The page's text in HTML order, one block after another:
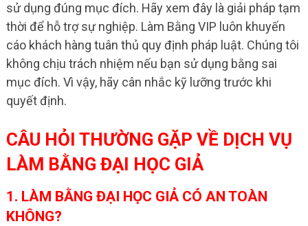
sử dụng đúng mục đích. Hãy xem đây là giải pháp tạm
thời để hỗ trợ sự nghiệp. Làm Bằng VIP luôn khuyến
cáo khách hàng tuân thủ quy định pháp luật. Chúng tôi
không chịu trách nhiệm nếu bạn sử dụng bằng sai
mục đích. Vì vậy, hãy cân nhắc kỹ lưỡng trước khi
quyết định.
CÂU HỎI THƯỜNG GẶP VỀ DỊCH VỤ
LÀM BẰNG ĐẠI HỌC GIẢ
1. LÀM BẰNG ĐẠI HỌC GIẢ CÓ AN TOÀN
KHÔNG?